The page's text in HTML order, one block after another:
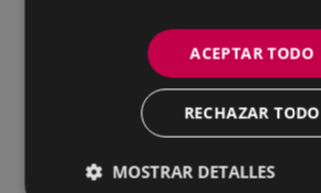
ACEPTAR TODO
RECHAZAR TODO
MOSTRAR DETALLES